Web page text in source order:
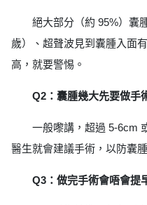
絕大部分（約 95%）囊
歲）、超聲波見到囊腫入面
高，就要警惕。
Q2：囊腫幾大先要做手
一般嚟講，超過 5-6cm
醫生就會建議手術，以防囊
Q3：做完手術會唔會提